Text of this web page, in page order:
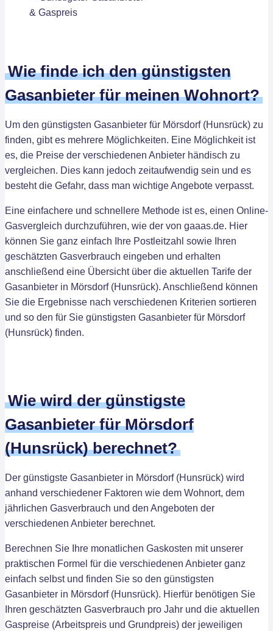
Wie finde ich den günstigsten
Gasanbieter für meinen Wohnort?
Um den günstigsten Gasanbieter für Mörsdorf (Hunsrück) zu
finden, gibt es mehrere Möglichkeiten. Eine Möglichkeit ist
es, die Preise der verschiedenen Anbieter händisch zu
vergleichen. Dies kann jedoch zeitaufwendig sein und es
besteht die Gefahr, dass man wichtige Angebote verpasst.
Eine einfachere und schnellere Methode ist es, einen Online-
Gasvergleich durchzuführen, wie der von gaaas.de. Hier
können Sie ganz einfach Ihre Postleitzahl sowie Ihren
geschätzten Gasverbrauch eingeben und erhalten
anschließend eine Übersicht über die aktuellen Tarife der
Gasanbieter in Mörsdorf (Hunsrück). Anschließend können
Sie die Ergebnisse nach verschiedenen Kriterien sortieren
und so den für Sie günstigsten Gasanbieter für Mörsdorf
(Hunsrück) finden.
Wie wird der günstigste
Gasanbieter für Mörsdorf
(Hunsrück) berechnet?
Der günstigste Gasanbieter in Mörsdorf (Hunsrück) wird
anhand verschiedener Faktoren wie dem Wohnort, dem
jährlichen Gasverbrauch und den Angeboten der
verschiedenen Anbieter berechnet.
Berechnen Sie Ihre monatlichen Gaskosten mit unserer
praktischen Formel für die verschiedenen Anbieter ganz
einfach selbst und finden Sie so den günstigsten
Gasanbieter in Mörsdorf (Hunsrück). Hierfür benötigen Sie
Ihren geschätzten Gasverbrauch pro Jahr und die aktuellen
Gaspreise (Arbeitspreis und Grundpreis) der jeweiligen